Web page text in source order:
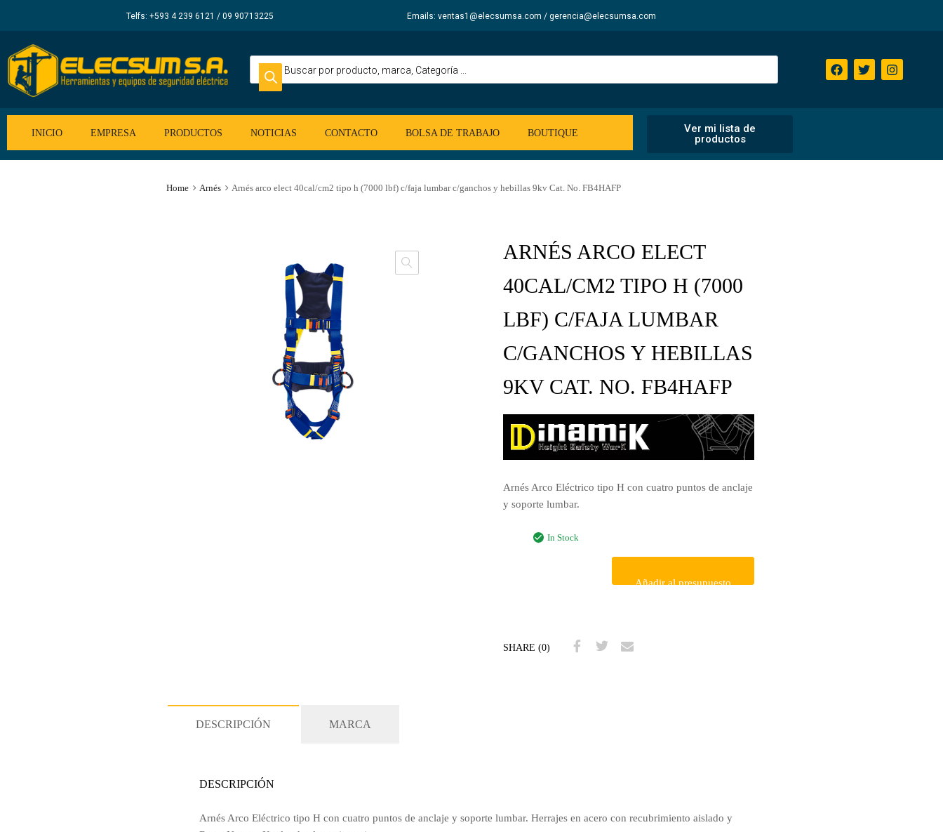
Telfs: +593 4 239 6121 / 09 90713225 Emails: ventas1@elecsumsa.com / gerencia@elecsumsa.com
INICIO EMPRESA PRODUCTOS NOTICIAS CONTACTO BOLSA DE TRABAJO BOUTIQUE
Ver mi lista de
productos
Home Arnés Arnés arco elect 40cal/cm2 tipo h (7000 lbf) c/faja lumbar c/ganchos y hebillas 9kv Cat. No. FB4HAFP
ARNÉS ARCO ELECT
40CAL/CM2 TIPO H (7000
LBF) C/FAJA LUMBAR
C/GANCHOS Y HEBILLAS
9KV CAT. NO. FB4HAFP
Arnés Arco Eléctrico tipo H con cuatro puntos de anclaje
y soporte lumbar.
In Stock
Añadir al presupuesto
SHARE (0)
DESCRIPCIÓN MARCA
DESCRIPCIÓN
Arnés Arco Eléctrico tipo H con cuatro puntos de anclaje y soporte lumbar. Herrajes en acero con recubrimiento aislado y